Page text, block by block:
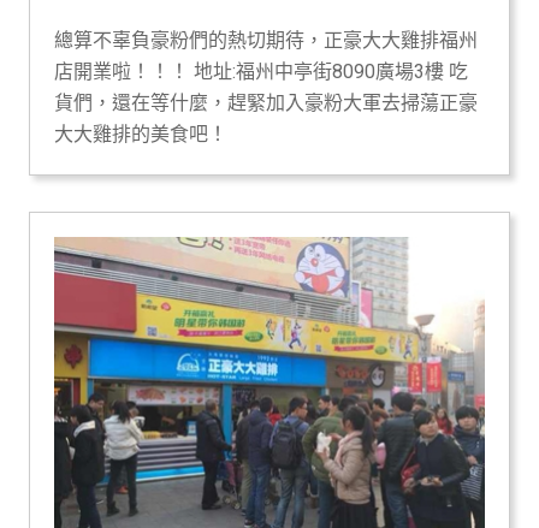
總算不辜負豪粉們的熱切期待，正豪大大雞排福州
店開業啦！！！ 地址:福州中亭街8090廣場3樓 吃
貨們，還在等什麼，趕緊加入豪粉大軍去掃蕩正豪
大大雞排的美食吧！